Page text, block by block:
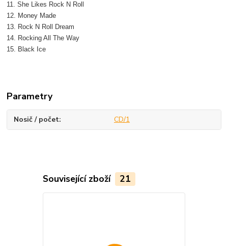
11. She Likes Rock N Roll
12. Money Made
13. Rock N Roll Dream
14. Rocking All The Way
15. Black Ice
Parametry
Nosič / počet CD/1
Související zboží 21